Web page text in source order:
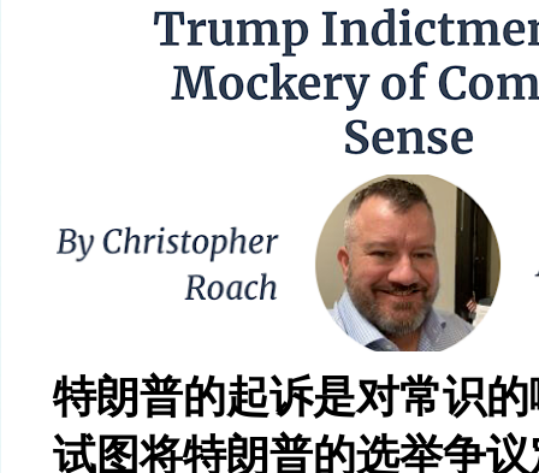
特朗普的起诉是对常识
试图将特朗普的选举争